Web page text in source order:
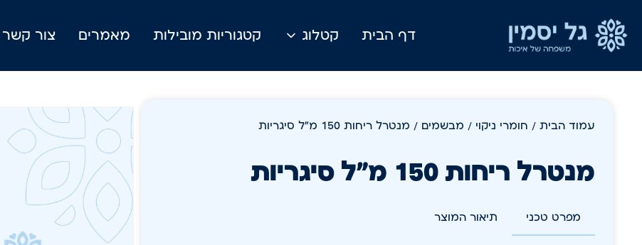
דף הבית קטלוג קטגוריות מובילות מאמרים צור קשר
עמוד הבית / חומרי ניקוי / מבשמים / מנטרל ריחות 150 מ"ל סיגריות
מנטרל ריחות 150 מ"ל סיגריות
מפרט טכני תיאור המוצר